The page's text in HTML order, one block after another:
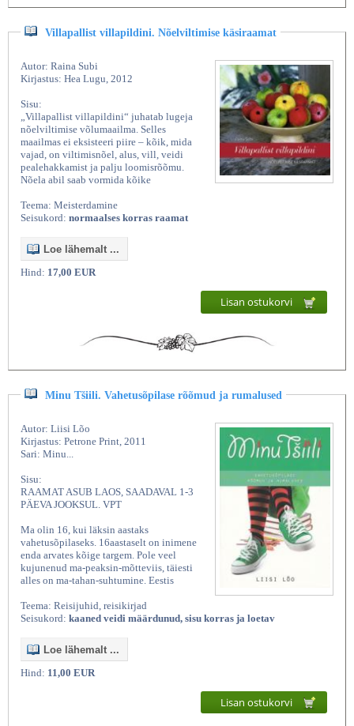
Villapallist villapildini. Nõelviltimise käsiraamat
Autor: Raina Subi
Kirjastus: Hea Lugu, 2012
Sisu:
„Villapallist villapildini“ juhatab lugeja
nõelviltimise võlumaailma. Selles
maailmas ei eksisteeri piire – kõik, mida
vajad, on viltimisnõel, alus, vill, veidi
pealehakkamist ja palju loomisrõõmu.
Nõela abil saab vormida kõike
Teema: Meisterdamine
Seisukord: normaalses korras raamat
Loe lähemalt ...
Hind: 17,00 EUR
Lisan ostukorvi
Minu Tšiili. Vahetusõpilase rõõmud ja rumalused
Autor: Liisi Lõo
Kirjastus: Petrone Print, 2011
Sari: Minu...
Sisu:
RAAMAT ASUB LAOS, SAADAVAL 1-3
PÄEVA JOOKSUL. VPT
Ma olin 16, kui läksin aastaks
vahetusõpilaseks. 16aastaselt on inimene
enda arvates kõige targem. Pole veel
kujunenud ma-peaksin-mõtteviis, täiesti
alles on ma-tahan-suhtumine. Eestis
Teema: Reisijuhid, reisikirjad
Seisukord: kaaned veidi määrdunud, sisu korras ja loetav
Loe lähemalt ...
Hind: 11,00 EUR
Lisan ostukorvi